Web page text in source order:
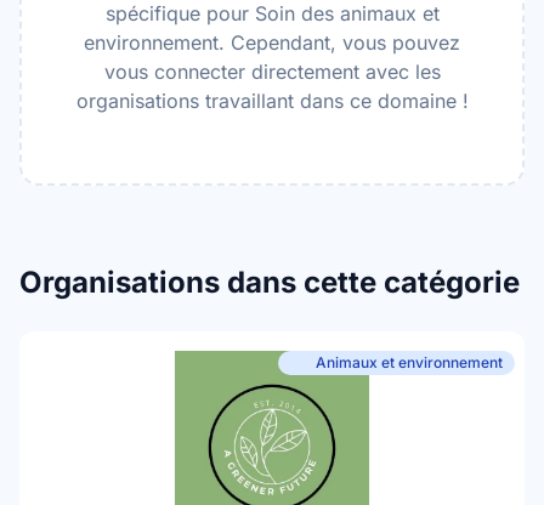
spécifique pour Soin des animaux et
environnement. Cependant, vous pouvez
vous connecter directement avec les
organisations travaillant dans ce domaine !
Organisations dans cette catégorie
Animaux et environnement